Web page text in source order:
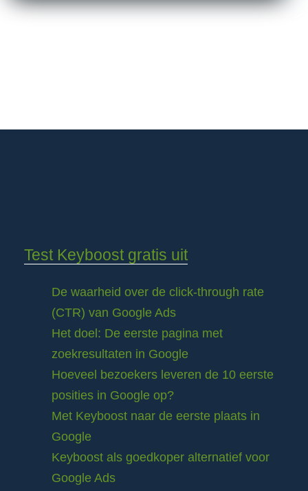
Test Keyboost gratis uit
De waarheid over de click-through rate
(CTR) van Google Ads
Het doel: De eerste pagina met
zoekresultaten in Google
Hoeveel bezoekers leveren de 10 eerste
posities in Google op?
Met Keyboost naar de eerste plaats in
Google
Keyboost als goedkoper alternatief voor
Google Ads